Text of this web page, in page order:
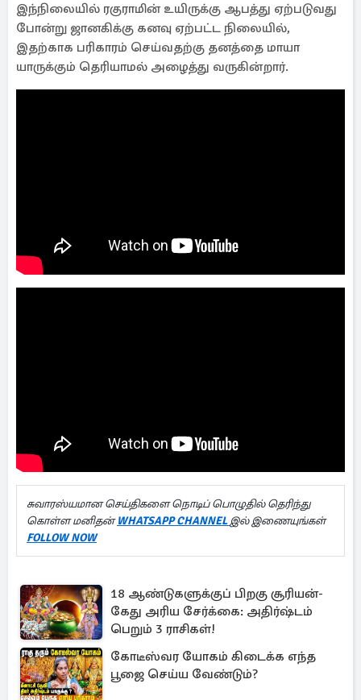
இந்நிலையில் ரகுராமின் உயிருக்கு ஆபத்து ஏற்படுவது
போன்று ஜானகிக்கு கனவு ஏற்பட்ட நிலையில்,
இதற்காக பரிகாரம் செய்வதற்கு தனத்தை மாயா
யாருக்கும் தெரியாமல் அழைத்து வருகின்றார்.
சுவாரஸ்யமான செய்திகளை நொடிப் பொழுதில் தெரிந்து
கொள்ள மனிதன்WHATSAPP CHANNELஇல் இணையுங்கள்
FOLLOW NOW
18 ஆண்டுகளுக்குப் பிறகு சூரியன்-
கேது அரிய சேர்க்கை: அதிர்ஷ்டம்
பெறும் 3 ராசிகள்!
கோடீஸ்வர யோகம் கிடைக்க எந்த
பூஜை செய்ய வேண்டும்?